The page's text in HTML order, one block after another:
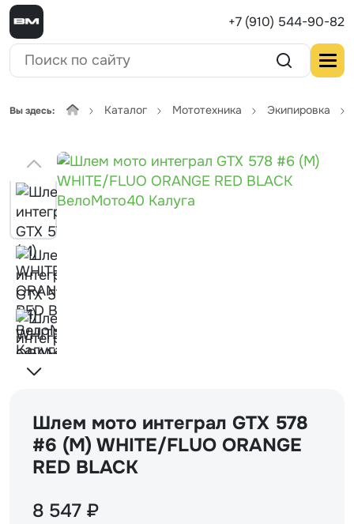
+7 (910) 544-90-82
Вы здесь: Каталог Мототехника Экипировка
Шлем мото интеграл GTX 578
#6 (M) WHITE/FLUO ORANGE
RED BLACK
8 547 ₽